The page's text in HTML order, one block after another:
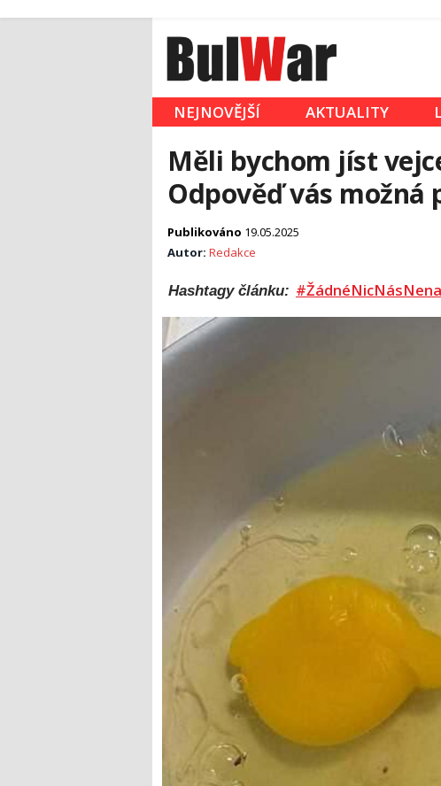
NEJNOVĚJŠÍ AKTUALITY
Měli bychom jíst
Odpověď vás možná
Publikováno 19.05.2025
Autor: Redakce
Hashtagy článku: